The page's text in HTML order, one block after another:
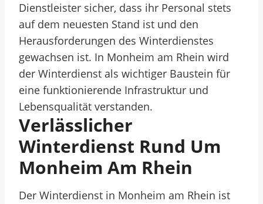
Dienstleister sicher, dass ihr Personal stets
auf dem neuesten Stand ist und den
Herausforderungen des Winterdienstes
gewachsen ist. In Monheim am Rhein wird
der Winterdienst als wichtiger Baustein für
eine funktionierende Infrastruktur und
Lebensqualität verstanden.
Verlässlicher
Winterdienst Rund Um
Monheim Am Rhein
Der Winterdienst in Monheim am Rhein ist